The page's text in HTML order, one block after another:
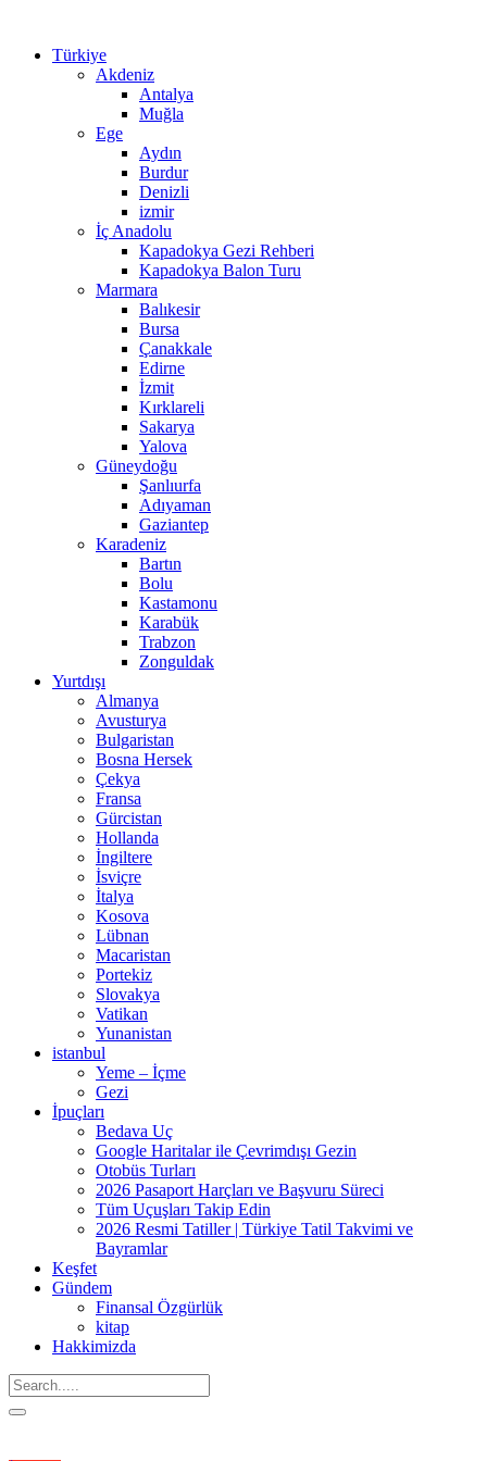
Türkiye
Akdeniz
Antalya
Muğla
Ege
Aydın
Burdur
Denizli
izmir
İç Anadolu
Kapadokya Gezi Rehberi
Kapadokya Balon Turu
Marmara
Balıkesir
Bursa
Çanakkale
Edirne
İzmit
Kırklareli
Sakarya
Yalova
Güneydoğu
Şanlıurfa
Adıyaman
Gaziantep
Karadeniz
Bartın
Bolu
Kastamonu
Karabük
Trabzon
Zonguldak
Yurtdışı
Almanya
Avusturya
Bulgaristan
Bosna Hersek
Çekya
Fransa
Gürcistan
Hollanda
İngiltere
İsviçre
İtalya
Kosova
Lübnan
Macaristan
Portekiz
Slovakya
Vatikan
Yunanistan
istanbul
Yeme – İçme
Gezi
İpuçları
Bedava Uç
Google Haritalar ile Çevrimdışı Gezin
Otobüs Turları
2026 Pasaport Harçları ve Başvuru Süreci
Tüm Uçuşları Takip Edin
2026 Resmi Tatiller | Türkiye Tatil Takvimi ve
Bayramlar
Keşfet
Gündem
Finansal Özgürlük
kitap
Hakkimizda